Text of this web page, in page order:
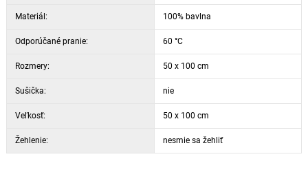
Materiál: 100% bavlna
Odporúčané pranie: 60 °C
Rozmery: 50 x 100 cm
Sušička: nie
Veľkosť: 50 x 100 cm
Žehlenie: nesmie sa žehliť